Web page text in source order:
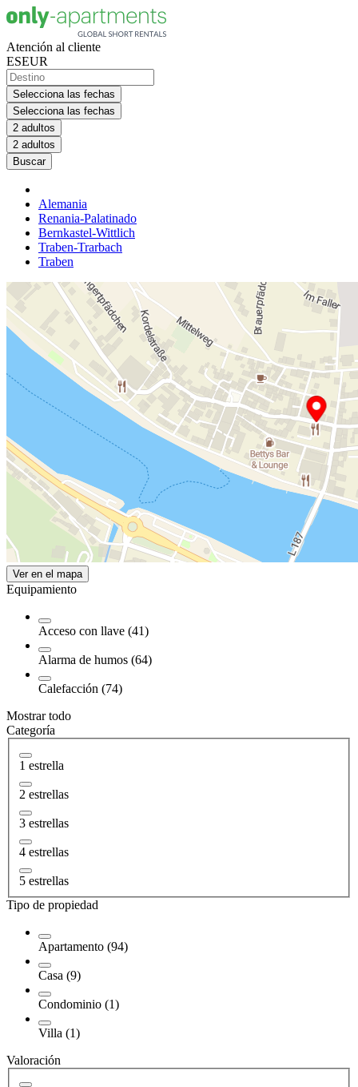
Atención al cliente
ESEUR
Selecciona las fechas
Selecciona las fechas
2 adultos
2 adultos
Buscar
Alemania
Renania-Palatinado
Bernkastel-Wittlich
Traben-Trarbach
Traben
Ver en el mapa
Equipamiento
Acceso con llave (41)
Alarma de humos (64)
Calefacción (74)
Mostrar todo
Categoría
1 estrella
2 estrellas
3 estrellas
4 estrellas
5 estrellas
Tipo de propiedad
Apartamento (94)
Casa (9)
Condominio (1)
Villa (1)
Valoración